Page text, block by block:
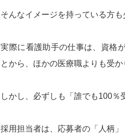
そんなイメージを持っている方も
実際に看護助手の仕事は、資格
とから、ほかの医療職よりも受
しかし、必ずしも「誰でも100％
採用担当者は、応募者の「人柄